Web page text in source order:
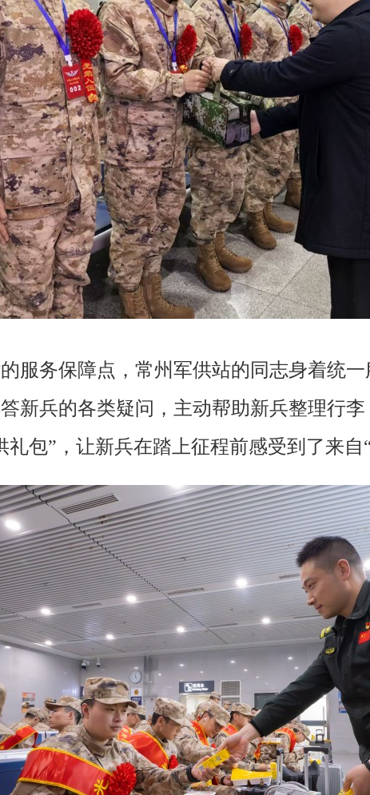
服务保障点，常州军供站的同志身着统
新兵的各类疑问，主动帮助新兵整理行
包”，让新兵在踏上征程前感受到了来自